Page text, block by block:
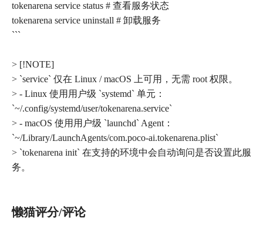
tokenarena service status # 查看服务状态
tokenarena service uninstall # 卸载服务
```
> [!NOTE]
> `service` 仅在 Linux / macOS 上可用，无需 root 权限。
> - Linux 使用用户级 `systemd` 单元：
`~/.config/systemd/user/tokenarena.service`
> - macOS 使用用户级 `launchd` Agent：
`~/Library/LaunchAgents/com.poco-ai.tokenarena.plist`
> `tokenarena init` 在支持的环境中会自动询问是否设置此服
懒猫评分/评论